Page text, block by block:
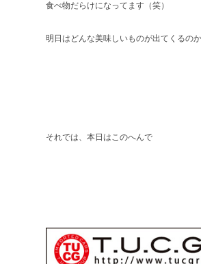
食べ物だらけになってます（笑）
明日はどんな美味しいものが出てくるの
それでは、本日はこのへんで